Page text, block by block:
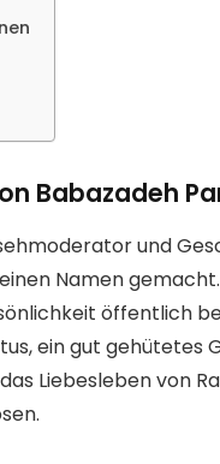
Babazadeh
und
Namen
öffentlich
ein gut gehütetes
Liebesleben von